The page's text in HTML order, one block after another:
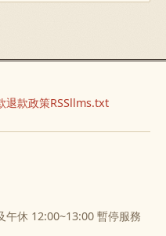
退款政策RSSllms.txt
午休 12:00~13:00 暫停服務